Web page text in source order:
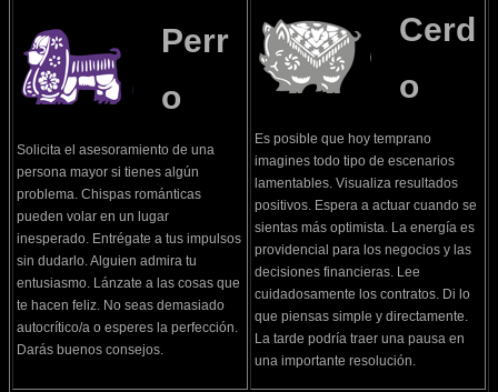
Perr
o
Solicita el asesoramiento de una
persona mayor si tienes algún
problema. Chispas románticas
pueden volar en un lugar
inesperado. Entrégate a tus impulsos
sin dudarlo. Alguien admira tu
entusiasmo. Lánzate a las cosas que
te hacen feliz. No seas demasiado
autocrítico/a o esperes la perfección.
Darás buenos consejos.
Cerd
o
Es posible que hoy temprano
imagines todo tipo de escenarios
lamentables. Visualiza resultados
positivos. Espera a actuar cuando se
sientas más optimista. La energía es
providencial para los negocios y las
decisiones financieras. Lee
cuidadosamente los contratos. Di lo
que piensas simple y directamente.
La tarde podría traer una pausa en
una importante resolución.